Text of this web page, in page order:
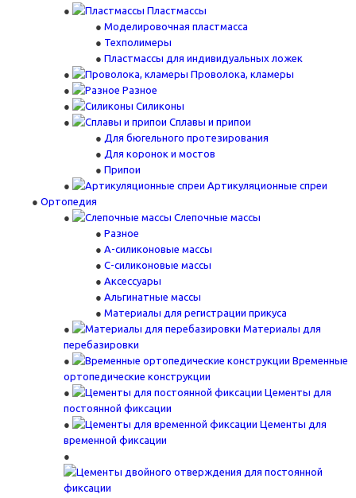
Пластмассы
Моделировочная пластмасса
Техполимеры
Пластмассы для индивидуальных ложек
Проволока, кламеры
Разное
Силиконы
Сплавы и припои
Для бюгельного протезирования
Для коронок и мостов
Припои
Артикуляционные спреи
Ортопедия
Слепочные массы
Разное
А-силиконовые массы
С-силиконовые массы
Аксессуары
Альгинатные массы
Материалы для регистрации прикуса
Материалы для
перебазировки
Временные
ортопедические конструкции
Цементы для
постоянной фиксации
Цементы для
временной фиксации